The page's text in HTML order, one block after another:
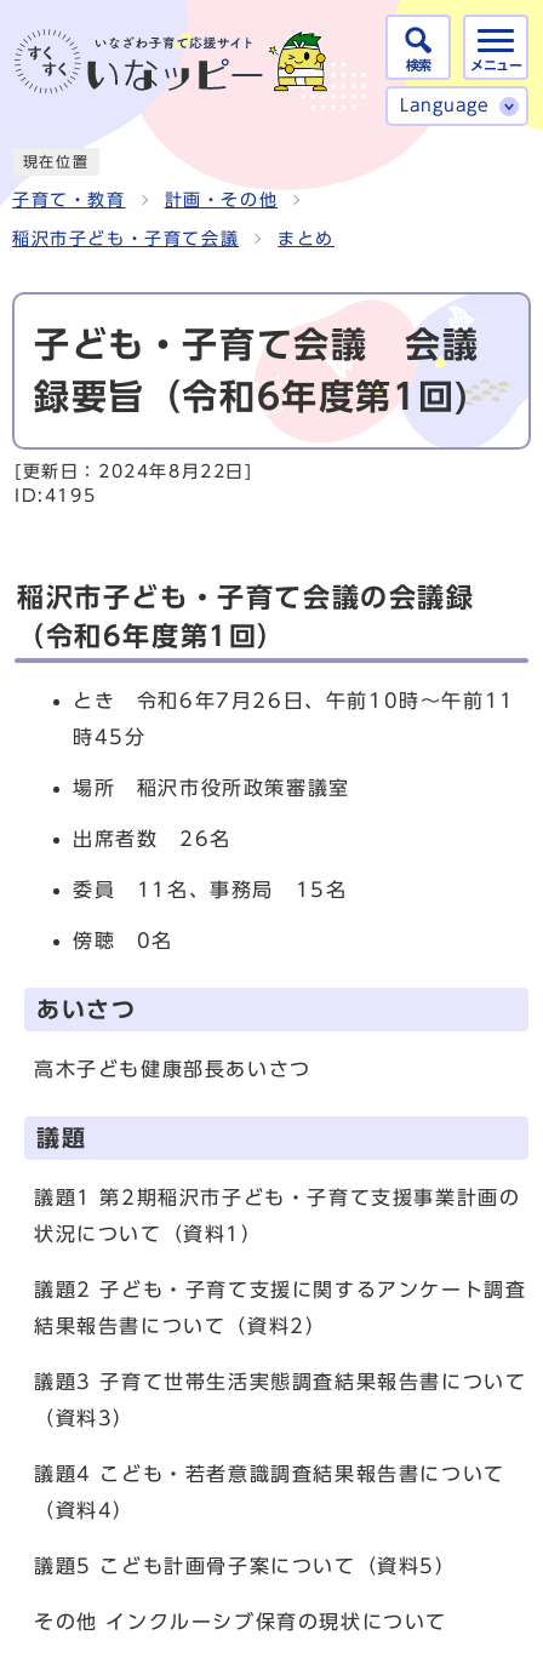
検索 メニュー
Language
現在位置
子育て・教育 計画・その他
稲沢市子ども・子育て会議 まとめ
子ども・子育て会議 会議
録要旨（令和6年度第1回)
[更新日： 2024年8月22日
ID:4195
稲沢市子ども・子育て会議の会議録
（令和6年度第1回）
とき 令和6年7月26日、午前10時〜午前11
時45分
場所 稲沢市役所政策審議室
出席者数 26名
委員 11名、事務局 15名
傍聴 0名
あいさつ
高木子ども健康部長あいさつ
議題
議題1 第2期稲沢市子ども・子育て支援事業計画の
状況について（資料1）
議題2 子ども・子育て支援に関するアンケート調査
結果報告書について（資料2）
議題3 子育て世帯生活実態調査結果報告書について
（資料3）
議題4 こども・若者意識調査結果報告書について
（資料4）
議題5 こども計画骨子案について（資料5）
その他 インクルーシブ保育の現状について